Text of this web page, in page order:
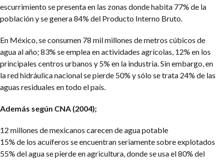
escurrimiento se presenta en las zonas donde habita 77% de la
población y se genera 84% del Producto Interno Bruto.
En México, se consumen 78 mil millones de metros cúbicos de
agua al año; 83% se emplea en actividades agrícolas, 12% en los
principales centros urbanos y 5% en la industria. Sin embargo, en
la red hidráulica nacional se pierde 50% y sólo se trata 24% de las
aguas residuales en todo el país.
Además según CNA (2004);
12 millones de mexicanos carecen de agua potable
15% de los acuíferos se encuentran seriamente sobre explotados
55% del agua se pierde en agricultura, donde se usa el 80% del